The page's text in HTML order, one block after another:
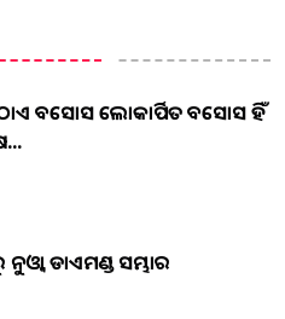
ଅବସୋସ ଲୋକାର୍ପିତ ଅବସୋସ ହିଁ
ଡାଏମଣ୍ଡ ସମ୍ଭାର